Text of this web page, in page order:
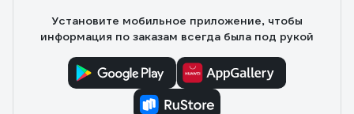
Установите мобильное приложение, чтобы
информация по заказам всегда была под рукой